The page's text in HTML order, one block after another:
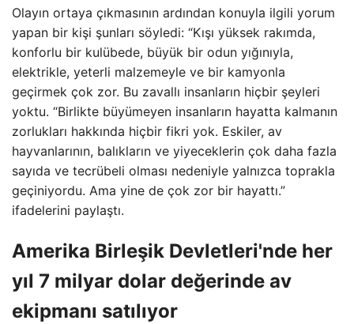
Olayın ortaya çıkmasının ardından konuyla ilgili yorum
yapan bir kişi şunları söyledi: “Kışı yüksek rakımda,
konforlu bir kulübede, büyük bir odun yığınıyla,
elektrikle, yeterli malzemeyle ve bir kamyonla
geçirmek çok zor. Bu zavallı insanların hiçbir şeyleri
yoktu. “Birlikte büyümeyen insanların hayatta kalmanın
zorlukları hakkında hiçbir fikri yok. Eskiler, av
hayvanlarının, balıkların ve yiyeceklerin çok daha fazla
sayıda ve tecrübeli olması nedeniyle yalnızca toprakla
geçiniyordu. Ama yine de çok zor bir hayattı.”
ifadelerini paylaştı.
Amerika Birleşik Devletleri'nde her
yıl 7 milyar dolar değerinde av
ekipmanı satılıyor